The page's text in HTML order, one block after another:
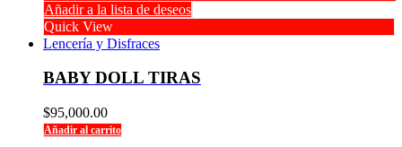
Añadir a la lista de deseos
Quick View
Lencería y Disfraces
BABY DOLL TIRAS
$95,000.00
Añadir al carrito